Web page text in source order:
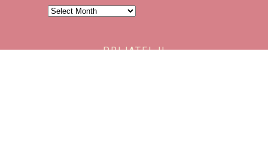
Arhiva
PRIJATELJI